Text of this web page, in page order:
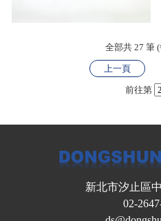
全部共 27 筆
上一頁
前往第
新北市汐止區
02-